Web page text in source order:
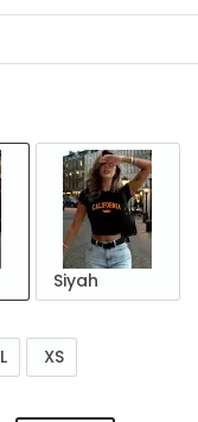
Siyah
L XS